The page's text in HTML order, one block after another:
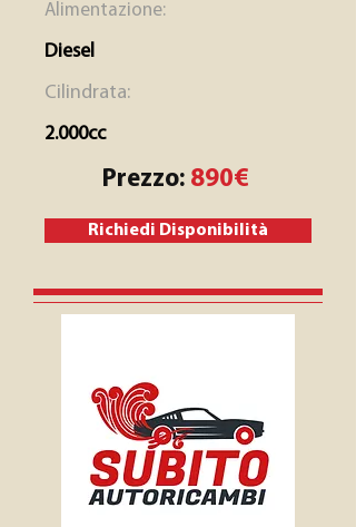
Alimentazione:
Diesel
Cilindrata:
2.000cc
Prezzo: 890€
Richiedi Disponibilità